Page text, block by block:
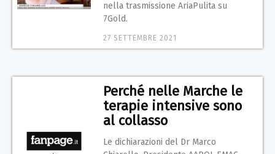
nella trasmissione AriaPulita su
7Gold.
27 SETTEMBRE 2021
Perché nelle Marche le
terapie intensive sono
al collasso
Le dichiarazioni del Dr Marco